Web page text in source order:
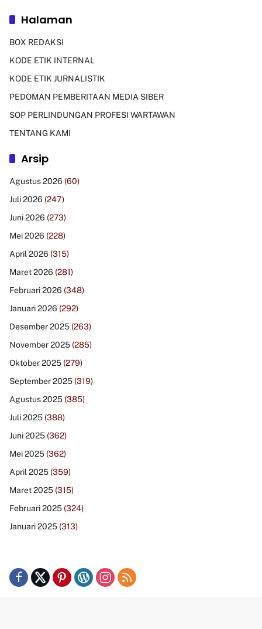
Halaman
BOX REDAKSI
KODE ETIK INTERNAL
KODE ETIK JURNALISTIK
PEDOMAN PEMBERITAAN MEDIA SIBER
SOP PERLINDUNGAN PROFESI WARTAWAN
TENTANG KAMI
Arsip
Agustus 2026 (60)
Juli 2026 (247)
Juni 2026 (273)
Mei 2026 (228)
April 2026 (315)
Maret 2026 (281)
Februari 2026 (348)
Januari 2026 (292)
Desember 2025 (263)
November 2025 (285)
Oktober 2025 (279)
September 2025 (319)
Agustus 2025 (385)
Juli 2025 (388)
Juni 2025 (362)
Mei 2025 (362)
April 2025 (359)
Maret 2025 (315)
Februari 2025 (324)
Januari 2025 (313)